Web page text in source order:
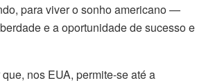
para viver o sonho americano —
e a oportunidade de sucesso e
nos EUA, permite-se até a